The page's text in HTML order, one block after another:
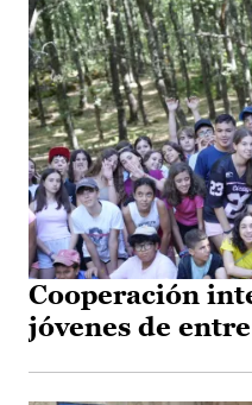
Cooperación
jóvenes de